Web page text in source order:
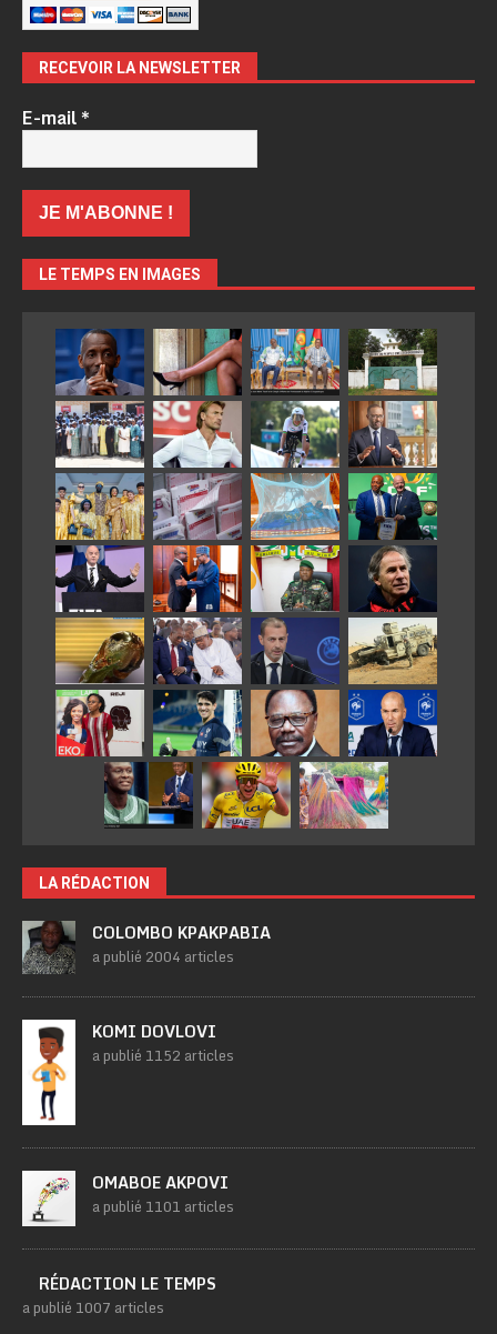
RECEVOIR LA NEWSLETTER
E-mail*
LE TEMPS EN IMAGES
LA RÉDACTION
COLOMBO KPAKPABIA
a publié 2004 articles
KOMI DOVLOVI
a publié 1152 articles
OMABOE AKPOVI
a publié 1101 articles
RÉDACTION LE TEMPS
a publié 1007 articles